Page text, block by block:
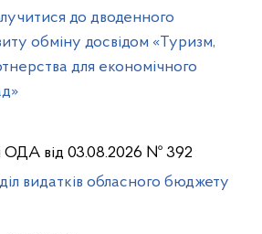
до дводенного
обміну досвідом «Туризм,
для економічного
ОДА від 03.08.2026 № 392
видатків обласного бюджету